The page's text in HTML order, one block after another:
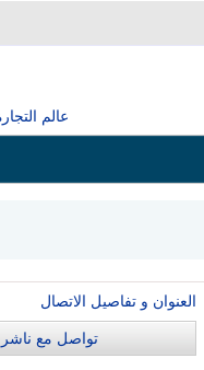
عالم
العنوان و تفاصيل الاتصال
تواصل مع